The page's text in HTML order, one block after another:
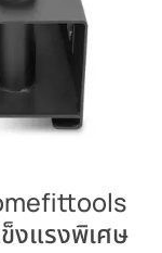
งแรงพิเศษ